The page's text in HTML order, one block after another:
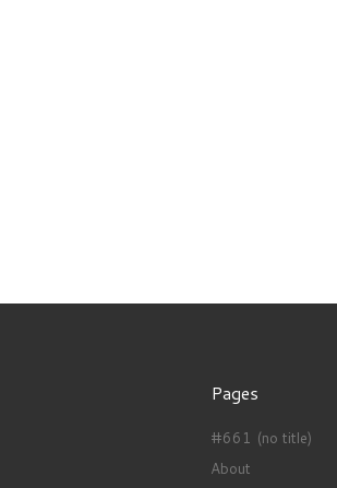
Pages
#661 (no title)
About